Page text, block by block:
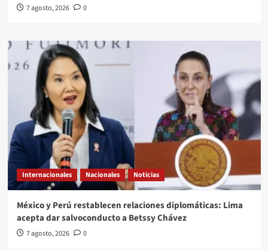
7 agosto, 2026 0
Internacionales Nacionales Noticias
México y Perú restablecen relaciones diplomáticas: Lima
acepta dar salvoconducto a Betssy Chávez
7 agosto, 2026 0